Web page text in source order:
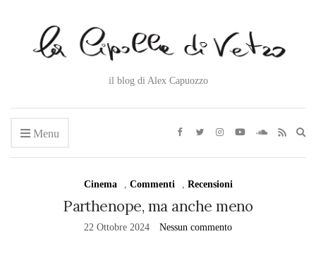
il blog di Alex Capuozzo
Menu
Cinema Commenti Recensioni
Parthenope, ma anche meno
22 Ottobre 2024 Nessun commento